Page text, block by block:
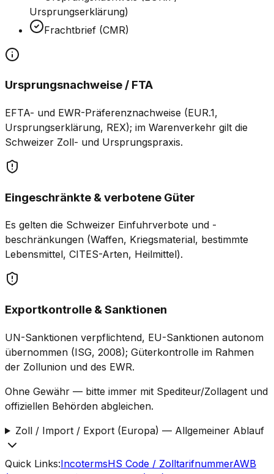
Ursprungserklärung)
Frachtbrief (CMR)
Ursprungsnachweise / FTA
EFTA- und EWR-Präferenznachweise (EUR.1,
Ursprungserklärung, REX); im Warenverkehr gilt die
Schweizer Zoll- und Ursprungspraxis.
Eingeschränkte & verbotene Güter
Es gelten die Schweizer Einfuhrverbote und -
beschränkungen (Waffen, Kriegsmaterial, bestimmte
Lebensmittel, CITES-Arten, Heilmittel).
Exportkontrolle & Sanktionen
UN-Sanktionen verpflichtend, EU-Sanktionen autonom
übernommen (ISG, 2008); Güterkontrolle im Rahmen
der Zollunion und des EWR.
Ohne Gewähr — bitte immer mit Spediteur/Zollagent und
offiziellen Behörden abgleichen.
Zoll / Import / Export (Europa) — Allgemeiner Ablauf
Quick Links:IncotermsHS Code / ZolltarifnummerAWB